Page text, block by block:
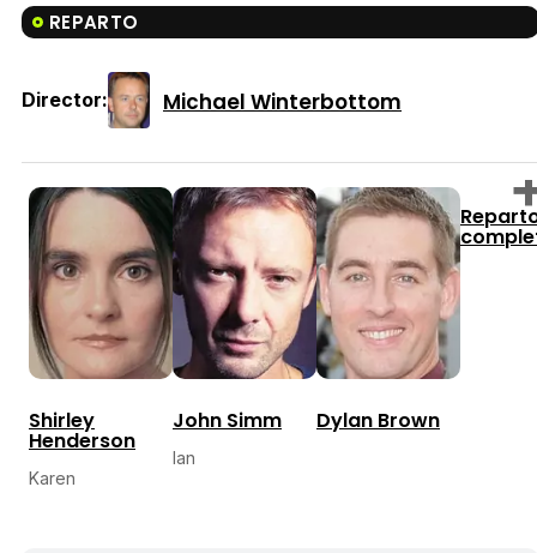
REPARTO
Director: Michael Winterbottom
Shirley
Henderson
Karen
John Simm
Ian
Dylan Brown